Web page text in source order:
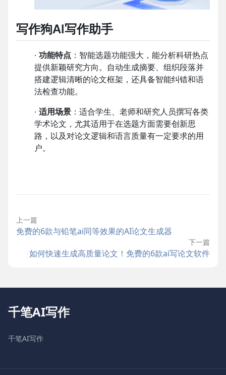
写作狗AI写作助手
· 功能特点 ：智能选题功能强大，能分析科研热点
提供新颖研究方向。自动生成摘要、组织段落并
搭建逻辑清晰的论文框架，还具备智能纠错和语
法检查功能。
· 适用场景 ：适合学生、老师和研究人员撰写各类
学术论文，尤其适用于在选题方面需要创新思
路，以及对论文逻辑和语言质量有一定要求的用
户。
上一篇
免费的6款与铅笔ai同等效果的AI论文生成器
下一篇
如何快速生成高质量论文！免费的6款ai写论文软件
千笔AI写作
千笔AI写作